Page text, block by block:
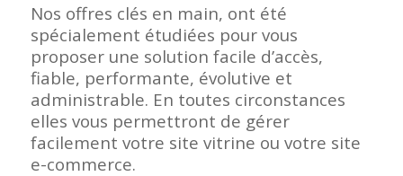
Nos offres clés en main, ont été
spécialement étudiées pour vous
proposer une solution facile d’accès,
fiable, performante, évolutive et
administrable. En toutes circonstances
elles vous permettront de gérer
facilement votre site vitrine ou votre site
e-commerce.